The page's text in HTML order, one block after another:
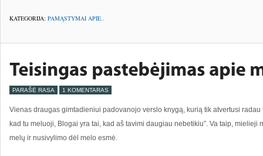
KATEGORIJA: PAMĄSTYMAI APIE..
PARAŠĖ RASA 1 KOMENTARAS
Vienas draugas gimtadieniui padovanojo verslo knygą, kurią tik atvertusi radau
kad tu meluoji, Blogai yra tai, kad aš tavimi daugiau nebetikiu”. Va taip, mielieji
melų ir nusivylimo dėl melo esmė.